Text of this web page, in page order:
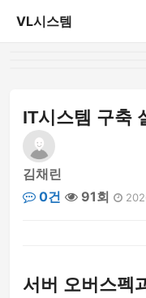
VL시스템
IT시스템 구축
김채린
0건
91회
서버 오버스펙